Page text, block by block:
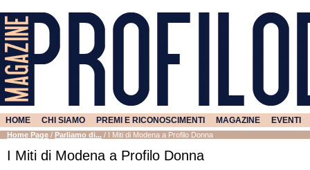
HOME CHI SIAMO PREMI E RICONOSCIMENTI MAGAZINE EVENTI
Home Page / Parliamo di... / I Miti di Modena a Profilo Donna
I Miti di Modena a Profilo Donna